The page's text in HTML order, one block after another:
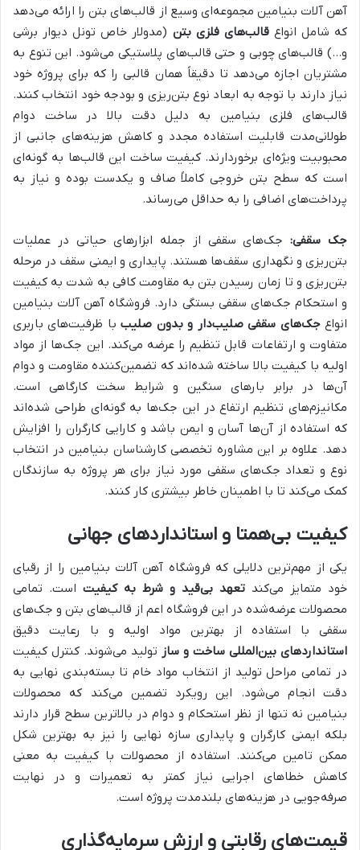
آهن آلات بنیامین مجموعه‌ای وسیع از قالب‌های بتن را ارائه می‌دهد
که شامل انواعقالب‌های فلزی بتن (مدولار خاص تونل دیوار برشی
و…) قالب‌های چوبی و حتی قالب‌های پلاستیکی می‌شود. این تنوع به
مشتریان اجازه می‌دهد تا دقیقاً همان قالبی را که برای پروژه خود
نیاز دارند با توجه به ابعاد نوع بتن‌ریزی و بودجه خود انتخاب کنند.
قالب‌های فلزی بنیامین به دلیل دقت بالا در ساخت دوام
طولانی‌مدت قابلیت استفاده مجدد و کاهش هزینه‌های جانبی از
محبوبیت ویژه‌ای برخوردارند. کیفیت ساخت این قالب‌ها به گونه‌ای
است که سطح بتن خروجی کاملاً صاف و یکدست بوده و نیاز به
پرداخت‌های اضافی را به حداقل می‌رساند.
جک سقفی:جک‌های سقفی از جمله ابزارهای حیاتی در عملیات
بتن‌ریزی و نگهداری سقف‌ها هستند. پایداری و ایمنی سقف در مرحله
بتن‌ریزی و تا زمان رسیدن بتن به مقاومت کافی به شدت به کیفیت
و استحکام جک‌های سقفی بستگی دارد. فروشگاه آهن آلات بنیامین
انواعجک‌های سقفی صلیب‌دار و بدون صلیببا ظرفیت‌های باربری
متفاوت و ارتفاعات قابل تنظیم را عرضه می‌کند. این جک‌ها از مواد
اولیه با کیفیت بالا ساخته شده‌اند که تضمین‌کننده مقاومت و دوام
آن‌ها در برابر بارهای سنگین و شرایط سخت کارگاهی است.
مکانیزم‌های تنظیم ارتفاع در این جک‌ها به گونه‌ای طراحی شده‌اند
که استفاده از آن‌ها آسان و ایمن باشد و کارایی کارگران را افزایش
دهد. علاوه بر این مشاوره تخصصی کارشناسان بنیامین در انتخاب
نوع و تعداد جک‌های سقفی مورد نیاز برای هر پروژه به سازندگان
کمک می‌کند تا با اطمینان خاطر بیشتری کار کنند.
کیفیت بی‌همتا و استانداردهای جهانی
یکی از مهم‌ترین دلایلی که فروشگاه آهن آلات بنیامین را از رقبای
خود متمایز می‌کند تعهد بی‌قید و شرط به کیفیت است. تمامی
محصولات عرضه‌شده در این فروشگاه اعم از قالب‌های بتن و جک‌های
سقفی با استفاده از بهترین مواد اولیه و با رعایت دقیق
استانداردهای بین‌المللی ساخت و ساز تولید می‌شوند. کنترل کیفیت
در تمامی مراحل تولید از انتخاب مواد خام تا بسته‌بندی نهایی به
دقت انجام می‌شود. این رویکرد تضمین می‌کند که محصولات
بنیامین نه تنها از نظر استحکام و دوام در بالاترین سطح قرار دارند
بلکه ایمنی کارگران و پایداری سازه نهایی را نیز به بهترین شکل
ممکن تامین می‌کنند. استفاده از محصولات با کیفیت به معنی
کاهش خطاهای اجرایی نیاز کمتر به تعمیرات و در نهایت
صرفه‌جویی در هزینه‌های بلندمدت پروژه است.
قیمت‌های رقابتی و ارزش سرمایه‌گذاری